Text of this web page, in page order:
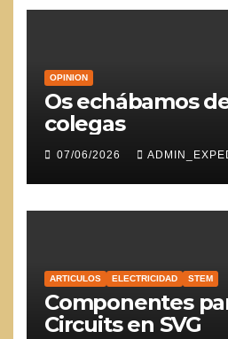
OPINION
Os echábamos
colegas
07/06/2026
ARTICULOS ELECTRICIDAD STEM
Componentes
Circuits en SVG